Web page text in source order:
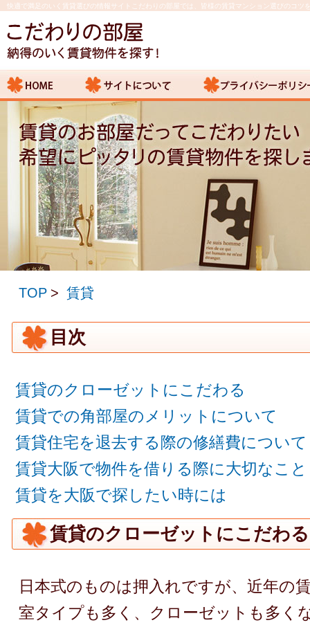
快適で満足のいく賃貸選びの情報サイトこだわりの部屋では、皆様の賃貸マンション選びのコツ
TOP 賃貸
目次
賃貸のクローゼットにこだわる
賃貸での角部屋のメリットについて
賃貸住宅を退去する際の修繕費について
賃貸大阪で物件を借りる際に大切なこと
賃貸を大阪で探したい時には
賃貸のクローゼットにこだわる
日本式のものは押入れですが、近年の
室タイプも多く、クローゼットも多く